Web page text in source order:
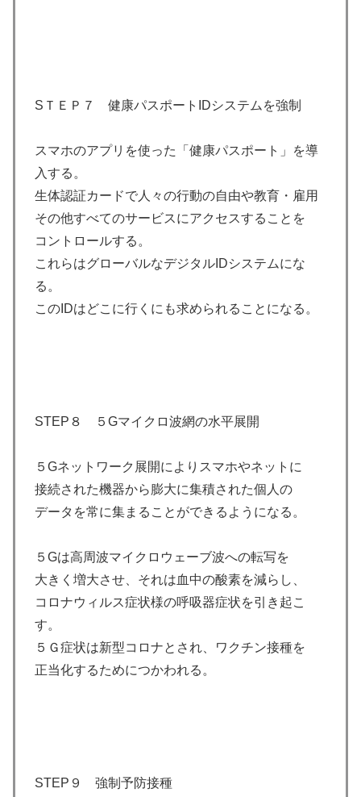
SＴＥＰ７ 健康パスポートIDシステムを強制
スマホのアプリを使った「健康パスポート」を導
入する。
生体認証カードで人々の行動の自由や教育・雇用
その他すべてのサービスにアクセスすることを
コントロールする。
これらはグローバルなデジタルIDシステムにな
る。
このIDはどこに行くにも求められることになる。
STEP８ ５Gマイクロ波網の水平展開
５Gネットワーク展開によりスマホやネットに
接続された機器から膨大に集積された個人の
データを常に集まることができるようになる。
５Gは高周波マイクロウェーブ波への転写を
大きく増大させ、それは血中の酸素を減らし、
コロナウィルス症状様の呼吸器症状を引き起こ
す。
５Ｇ症状は新型コロナとされ、ワクチン接種を
正当化するためにつかわれる。
STEP９ 強制予防接種